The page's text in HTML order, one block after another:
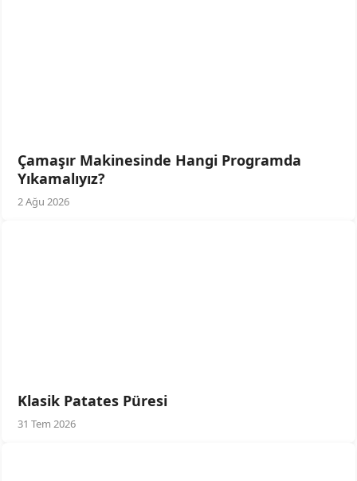
Çamaşır Makinesinde Hangi Programda
Yıkamalıyız?
2 Ağu 2026
Klasik Patates Püresi
31 Tem 2026